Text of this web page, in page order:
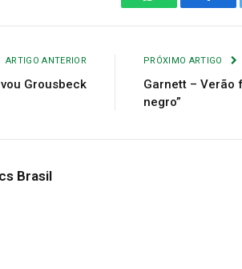
WhatsApp
ARTIGO ANTERIOR
Grousbeck
PRÓXIMO ARTIGO
Garnett – Verão
negro”
Brasil